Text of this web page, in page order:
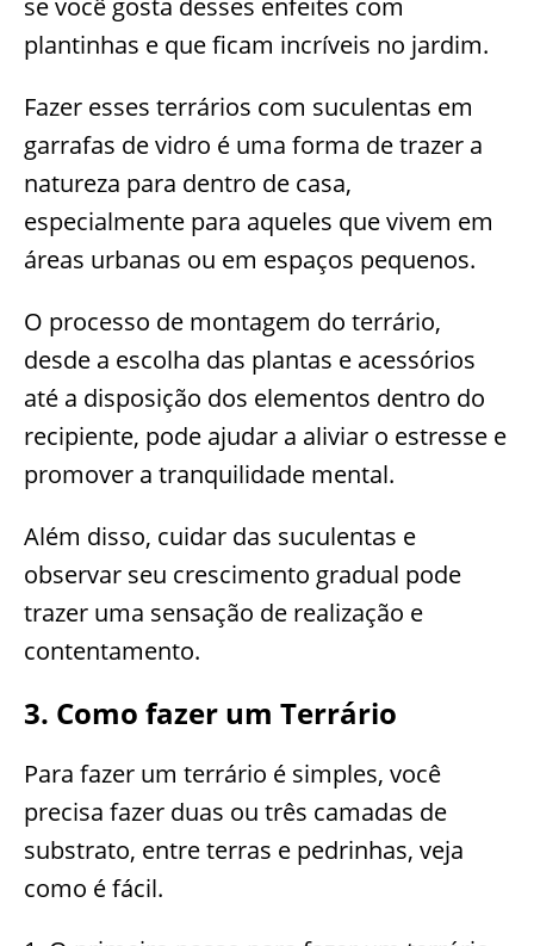
se você gosta desses enfeites com
plantinhas e que ficam incríveis no jardim.
Fazer esses terrários com suculentas em
garrafas de vidro é uma forma de trazer a
natureza para dentro de casa,
especialmente para aqueles que vivem em
áreas urbanas ou em espaços pequenos.
O processo de montagem do terrário,
desde a escolha das plantas e acessórios
até a disposição dos elementos dentro do
recipiente, pode ajudar a aliviar o estresse e
promover a tranquilidade mental.
Além disso, cuidar das suculentas e
observar seu crescimento gradual pode
trazer uma sensação de realização e
contentamento.
3. Como fazer um Terrário
Para fazer um terrário é simples, você
precisa fazer duas ou três camadas de
substrato, entre terras e pedrinhas, veja
como é fácil.